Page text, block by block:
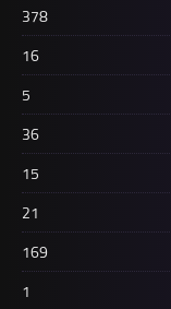
378
16
5
36
15
21
169
1